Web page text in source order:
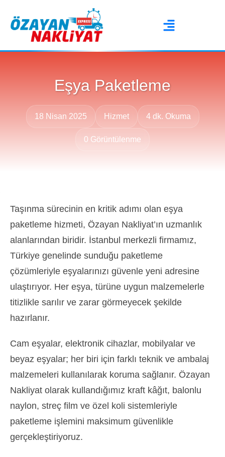
Eşya Paketleme
18 Nisan 2025 Hizmet 4 dk. Okuma
0 Görüntülenme
Taşınma sürecinin en kritik adımı olan eşya
paketleme hizmeti, Özayan Nakliyat’ın uzmanlık
alanlarından biridir. İstanbul merkezli firmamız,
Türkiye genelinde sunduğu paketleme
çözümleriyle eşyalarınızı güvenle yeni adresine
ulaştırıyor. Her eşya, türüne uygun malzemelerle
titizlikle sarılır ve zarar görmeyecek şekilde
hazırlanır.
Cam eşyalar, elektronik cihazlar, mobilyalar ve
beyaz eşyalar; her biri için farklı teknik ve ambalaj
malzemeleri kullanılarak koruma sağlanır. Özayan
Nakliyat olarak kullandığımız kraft kâğıt, balonlu
naylon, streç film ve özel koli sistemleriyle
paketleme işlemini maksimum güvenlikle
gerçekleştiriyoruz.